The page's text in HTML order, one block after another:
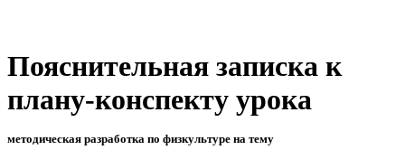
Пояснительная записка к
плану-конспекту урока
методическая разработка по физкультуре на тему